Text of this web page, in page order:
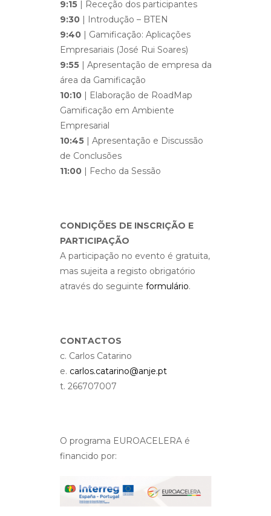
9:15| Receção dos participantes
9:30| Introdução – BTEN
9:40| Gamificação: Aplicações
Empresariais (José Rui Soares)
9:55| Apresentação de empresa da
área da Gamificação
10:10| Elaboração de RoadMap
Gamificação em Ambiente
Empresarial
10:45| Apresentação e Discussão
de Conclusões
11:00| Fecho da Sessão
CONDIÇÕES DE INSCRIÇÃO E
PARTICIPAÇÃO
A participação no evento é gratuita,
mas sujeita a registo obrigatório
através do seguinte formulário.
CONTACTOS
c. Carlos Catarino
e. carlos.catarino@anje.pt
t. 266707007
O programa EUROACELERA é
financido por: